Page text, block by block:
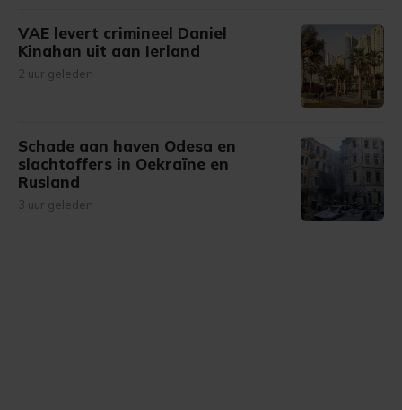
VAE levert crimineel Daniel
Kinahan uit aan Ierland
2 uur geleden
Schade aan haven Odesa en
slachtoffers in Oekraïne en
Rusland
3 uur geleden